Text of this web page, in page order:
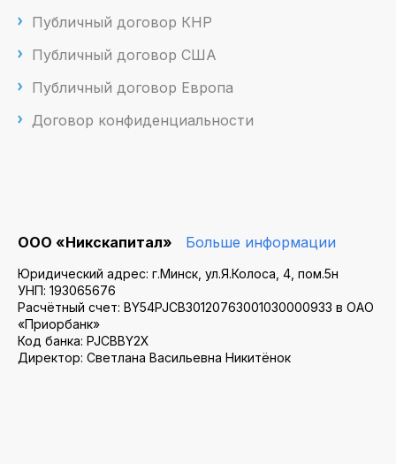
Публичный договор КНР
Публичный договор США
Публичный договор Европа
Договор конфиденциальности
ООО «Никскапитал» Больше информации
Юридический адрес: г.Минск, ул.Я.Колоса, 4, пом.5н
УНП: 193065676
Расчётный счет: BY54PJCB30120763001030000933 в ОАО
«Приорбанк»
Код банка: PJCBBY2X
Директор: Светлана Васильевна Никитёнок